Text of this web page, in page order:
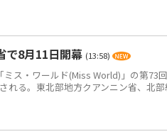
で8月11日開幕 (13:58)
ス・ワールド(Miss World)」の第73
れる。東北部地方クアンニン省、北